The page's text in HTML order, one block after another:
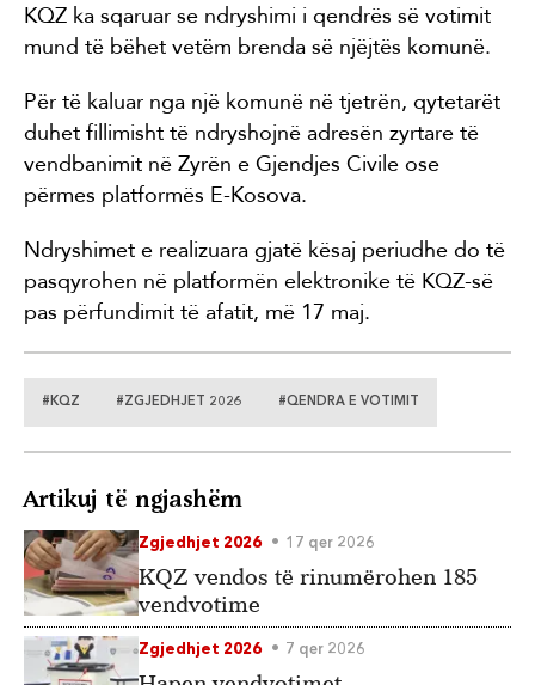
KQZ ka sqaruar se ndryshimi i qendrës së votimit
mund të bëhet vetëm brenda së njëjtës komunë.
Për të kaluar nga një komunë në tjetrën, qytetarët
duhet fillimisht të ndryshojnë adresën zyrtare të
vendbanimit në Zyrën e Gjendjes Civile ose
përmes platformës E-Kosova.
Ndryshimet e realizuara gjatë kësaj periudhe do të
pasqyrohen në platformën elektronike të KQZ-së
pas përfundimit të afatit, më 17 maj.
#KQZ #ZGJEDHJET 2026 #QENDRA E VOTIMIT
Artikuj të ngjashëm
Zgjedhjet 2026 17 qer 2026
KQZ vendos të rinumërohen 185
vendvotime
Zgjedhjet 2026 7 qer 2026